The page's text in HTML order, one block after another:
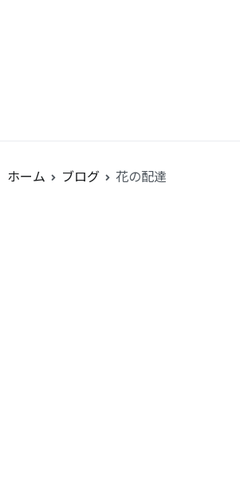
ホーム ブログ 花の配達